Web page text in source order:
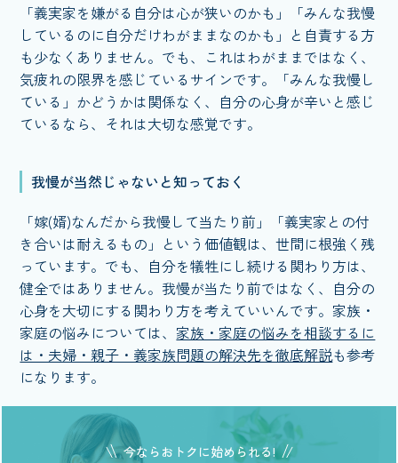
「義実家を嫌がる自分は心が狭いのかも」「みんな我慢
しているのに自分だけわがままなのかも」と自責する方
も少なくありません。でも、これはわがままではなく、
気疲れの限界を感じているサインです。「みんな我慢し
ている」かどうかは関係なく、自分の心身が辛いと感じ
ているなら、それは大切な感覚です。
我慢が当然じゃないと知っておく
「嫁(婿)なんだから我慢して当たり前」「義実家との付
き合いは耐えるもの」という価値観は、世間に根強く残
っています。でも、自分を犠牲にし続ける関わり方は、
健全ではありません。我慢が当たり前ではなく、自分の
心身を大切にする関わり方を考えていいんです。家族・
家庭の悩みについては、 家族・家庭の悩みを相談するに
は・夫婦・親子・義家族問題の解決先を徹底解説も参考
になります。
今ならおトクに始められる!